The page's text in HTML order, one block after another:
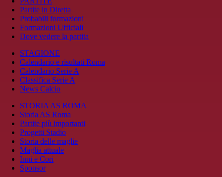
Partite in Diretta
Probabili formazioni
Formazioni Ufficiali
Dove vedere la partita
STAGIONE
Calendario e risultati Roma
Calendario Serie A
Classifica Serie A
News Calcio
STORIA AS ROMA
Storia AS Roma
Partite più importanti
Progetti Stadio
Storia delle maglie
Maglia attuale
Inni e Cori
Sponsor